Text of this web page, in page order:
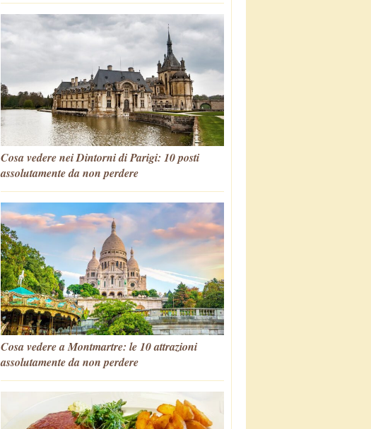
Cosa vedere nei Dintorni di Parigi: 10 posti
assolutamente da non perdere
Cosa vedere a Montmartre: le 10 attrazioni
assolutamente da non perdere